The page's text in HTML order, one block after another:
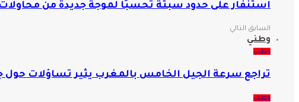
استنفار على حدود سبتة تحسبًا لموجة جديدة من محاولات
السابق التالي
وطني
وطني
تراجع سرعة الجيل الخامس بالمغرب يثير تساؤلات حول
وطني